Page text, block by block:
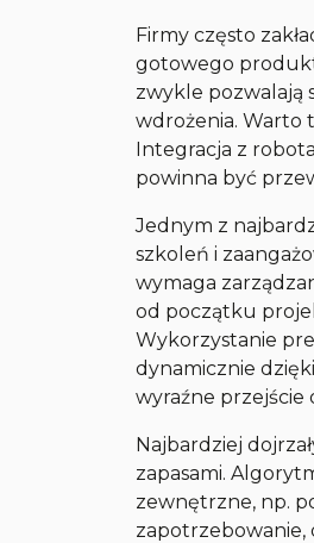
Firmy często
gotowego
zwykle pozwalają
wdrożenia. Warto
Integracja z
powinna być
Jednym z
szkoleń i
wymaga
od początku
Wykorzystanie
dynamicznie
wyraźne przejście
Najbardziej
zapasami.
zewnętrzne, np.
zapotrzebowanie,